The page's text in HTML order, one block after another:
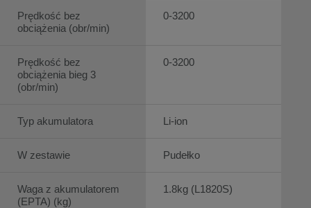
Prędkość bez
obciążenia (obr/min)
Prędkość bez
obciążenia bieg 3
(obr/min)
Typ akumulatora
W zestawie
Waga z akumulatorem
(EPTA) (kg)
0-3200
0-3200
Li-ion
Pudełko
1.8kg (L1820S)